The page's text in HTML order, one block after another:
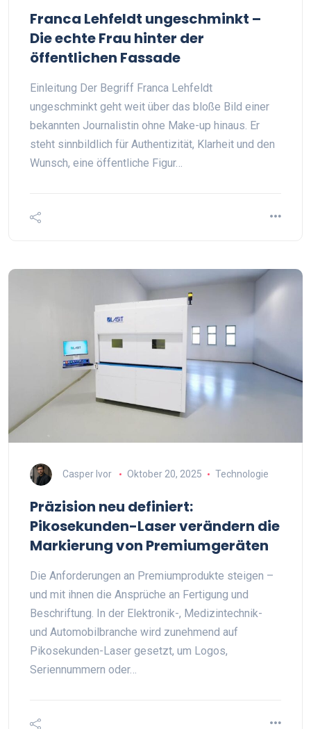
Franca Lehfeldt ungeschminkt –
Die echte Frau hinter der
öffentlichen Fassade
Einleitung Der Begriff Franca Lehfeldt
ungeschminkt geht weit über das bloße Bild einer
bekannten Journalistin ohne Make-up hinaus. Er
steht sinnbildlich für Authentizität, Klarheit und den
Wunsch, eine öffentliche Figur…
Casper Ivor Oktober 20, 2025 Technologie
Präzision neu definiert:
Pikosekunden-Laser verändern die
Markierung von Premiumgeräten
Die Anforderungen an Premiumprodukte steigen –
und mit ihnen die Ansprüche an Fertigung und
Beschriftung. In der Elektronik-, Medizintechnik-
und Automobilbranche wird zunehmend auf
Pikosekunden-Laser gesetzt, um Logos,
Seriennummern oder…